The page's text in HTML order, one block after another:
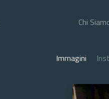
Chi
Immagini